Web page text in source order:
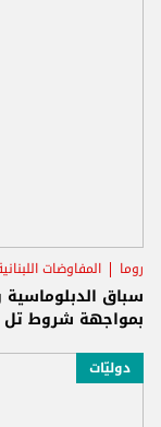
روما المفاوضات
سباق الدبلوماسية
بمواجهة شروط تل
دوليّات